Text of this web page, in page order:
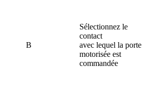
B
Sélectionnez le
contact
avec lequel la porte
motorisée est
commandée